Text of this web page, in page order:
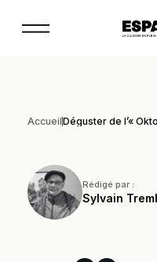
AccueilDéguster de l’«
Rédigé par :
Sylvain